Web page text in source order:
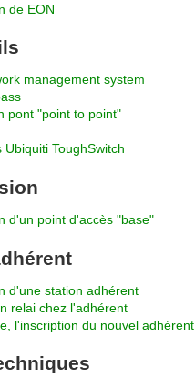
de EON
management system
pont "point to point"
Ubiquiti ToughSwitch
d'un point d'accès "base"
d'une station adhérent
relai chez l'adhérent
l'inscription du nouvel adhérent